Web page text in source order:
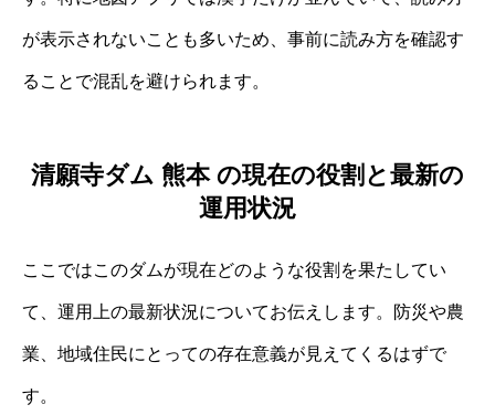
が表示されないことも多いため、事前に読み方を確認す
ることで混乱を避けられます。
清願寺ダム 熊本 の現在の役割と最新の
運用状況
ここではこのダムが現在どのような役割を果たしてい
て、運用上の最新状況についてお伝えします。防災や農
業、地域住民にとっての存在意義が見えてくるはずで
す。